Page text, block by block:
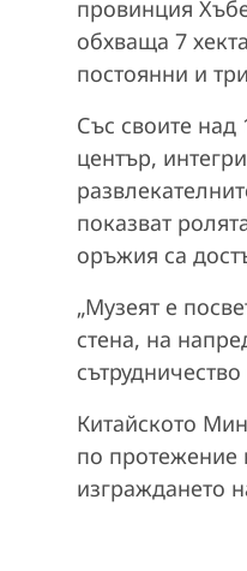
провинция
обхваща 7
постоянни и
Със своите
център,
показват
оръжия са
„Музеят е
стена, на
Китайското
по протежение
изграждането